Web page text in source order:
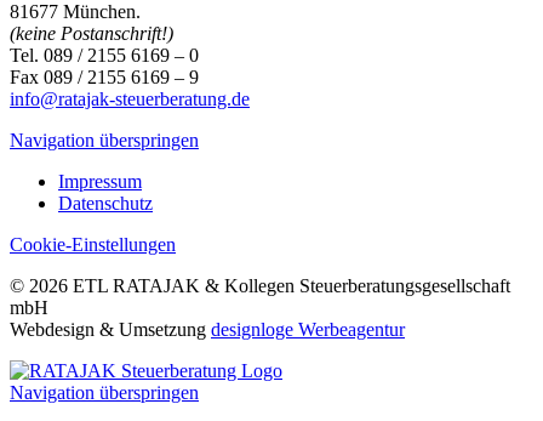
81677 München.
(keine Postanschrift!)
Tel. 089 / 2155 6169 – 0
Fax 089 / 2155 6169 – 9
info@ratajak-steuerberatung.de
Navigation überspringen
Impressum
Datenschutz
Cookie-Einstellungen
© 2026 ETL RATAJAK & Kollegen Steuerberatungsgesellschaft
mbH
Webdesign & Umsetzung designloge Werbeagentur
Navigation überspringen